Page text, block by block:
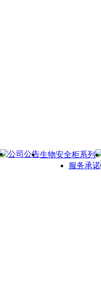
公司公告生物安全柜系列
服务承诺